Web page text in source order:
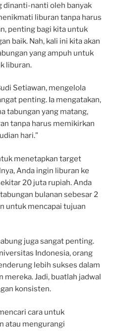
dinanti-nanti oleh banyak
liburan tanpa harus
penting bagi kita untuk
baik. Nah, kali ini kita akan
yang ampuh untuk
liburan.
Setiawan, mengelola
penting. Ia mengatakan,
tabungan yang matang,
tanpa harus memikirkan
hari.”
menetapkan target
Anda ingin liburan ke
20 juta rupiah. Anda
bulanan sebesar 2
untuk mencapai tujuan
juga sangat penting.
Indonesia, orang
lebih sukses dalam
mereka. Jadi, buatlah jadwal
konsisten.
cara untuk
atau mengurangi